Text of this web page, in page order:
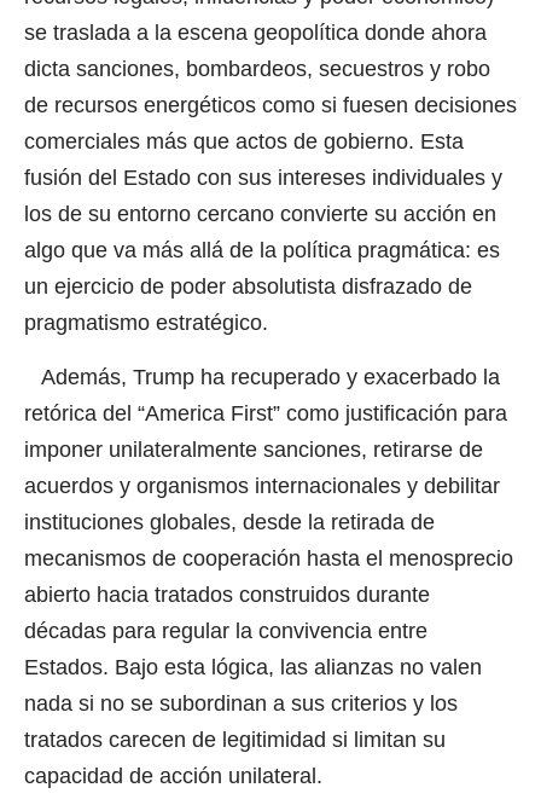
se traslada a la escena geopolítica donde ahora
dicta sanciones, bombardeos, secuestros y robo
de recursos energéticos como si fuesen decisiones
comerciales más que actos de gobierno. Esta
fusión del Estado con sus intereses individuales y
los de su entorno cercano convierte su acción en
algo que va más allá de la política pragmática: es
un ejercicio de poder absolutista disfrazado de
pragmatismo estratégico.
Además, Trump ha recuperado y exacerbado la
retórica del “America First” como justificación para
imponer unilateralmente sanciones, retirarse de
acuerdos y organismos internacionales y debilitar
instituciones globales, desde la retirada de
mecanismos de cooperación hasta el menosprecio
abierto hacia tratados construidos durante
décadas para regular la convivencia entre
Estados. Bajo esta lógica, las alianzas no valen
nada si no se subordinan a sus criterios y los
tratados carecen de legitimidad si limitan su
capacidad de acción unilateral.